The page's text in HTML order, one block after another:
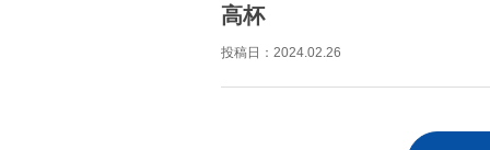
高杯
投稿日： 2024.02.26